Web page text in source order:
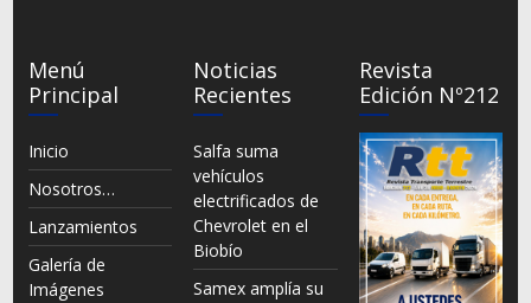
Menú
Principal
Inicio
Nosotros…
Lanzamientos
Galería de
Imágenes
Noticias
Recientes
Salfa suma
vehículos
electrificados de
Chevrolet en el
Biobío
Samex amplía su
Revista
Edición Nº212